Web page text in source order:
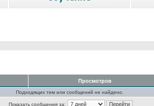
Просмотров
Подходящих тем или сообщений не найдено.
Показать сообщения за: